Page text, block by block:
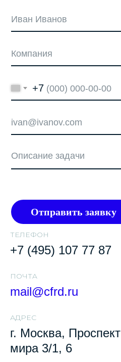
ТЕЛЕФОН
ПОЧТA
АДРЕС
+7 (495) 107 77 87
mail@cfrd.ru
г. Москва, Проспект
мира 3/1, 6
+7
Отправить заявку